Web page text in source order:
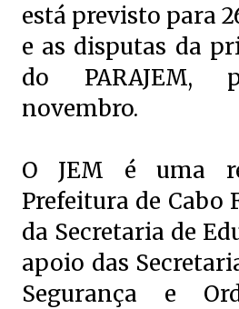
está previsto para
e as disputas da
do
novembro.
O JEM é uma
Prefeitura de Cabo
da Secretaria de
apoio das
Segurança e